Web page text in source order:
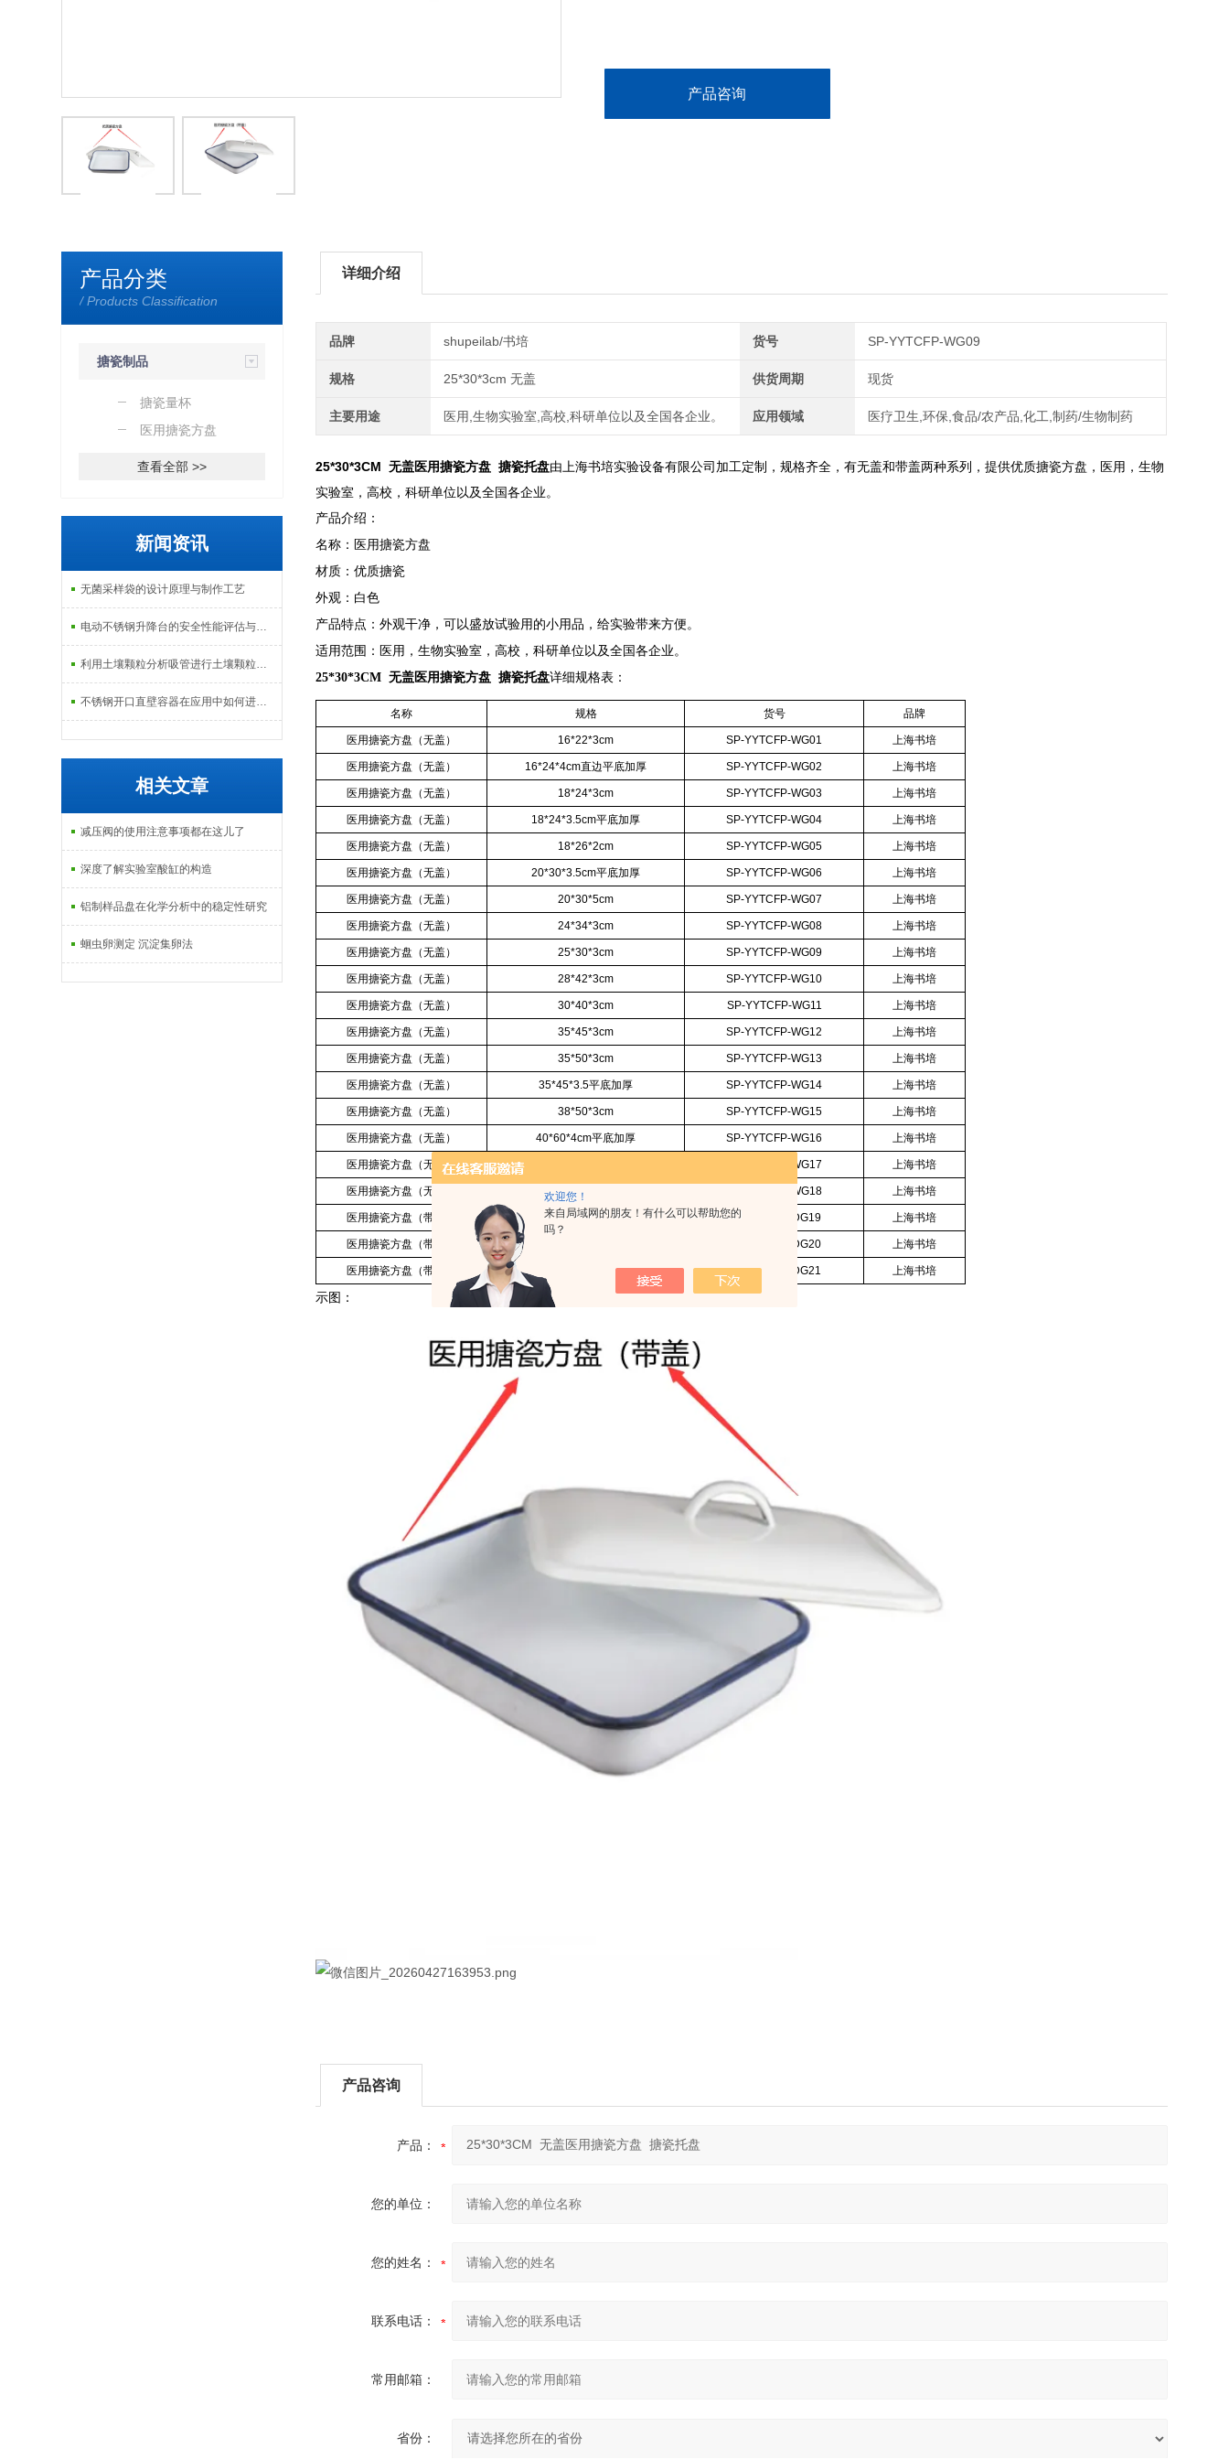
欢迎您！
来自局域网的朋友！有什么可以帮助您的
吗？
产品咨询
产品分类
/ Products Classification
搪瓷制品
搪瓷量杯
医用搪瓷方盘
查看全部 >>
新闻资讯
无菌采样袋的设计原理与制作工艺
电动不锈钢升降台的安全性能评估与控制
利用土壤颗粒分析吸管进行土壤颗粒定量分析的研究
不锈钢开口直壁容器在应用中如何进行维护和保养？
相关文章
减压阀的使用注意事项都在这儿了
深度了解实验室酸缸的构造
铝制样品盘在化学分析中的稳定性研究
蛔虫卵测定 沉淀集卵法
详细介绍
品牌 shupeilab/书培 货号 SP-YYTCFP-WG09
规格 25*30*3cm 无盖 供货周期 现货
主要用途 医用,生物实验室,高校,科研单位以及全国各企业。 应用领域 医疗卫生,环保,食品/农产品,化工,制药/生物制药
25*30*3CM 无盖医用搪瓷方盘 搪瓷托盘由上海书培实验设备有限公司加工定制，规格齐全，有无盖和带盖两种系列，提供优质搪瓷方盘，医用，生物
实验室，高校，科研单位以及全国各企业。
产品介绍：
名称：医用搪瓷方盘
材质：优质搪瓷
外观：白色
产品特点：外观干净，可以盛放试验用的小用品，给实验带来方便。
适用范围：医用，生物实验室，高校，科研单位以及全国各企业。
25*30*3CM 无盖医用搪瓷方盘 搪瓷托盘详细规格表：
名称 规格 货号 品牌
医用搪瓷方盘（无盖） 16*22*3cm SP-YYTCFP-WG01 上海书培
医用搪瓷方盘（无盖） 16*24*4cm直边平底加厚 SP-YYTCFP-WG02 上海书培
医用搪瓷方盘（无盖） 18*24*3cm SP-YYTCFP-WG03 上海书培
医用搪瓷方盘（无盖） 18*24*3.5cm平底加厚 SP-YYTCFP-WG04 上海书培
医用搪瓷方盘（无盖） 18*26*2cm SP-YYTCFP-WG05 上海书培
医用搪瓷方盘（无盖） 20*30*3.5cm平底加厚 SP-YYTCFP-WG06 上海书培
医用搪瓷方盘（无盖） 20*30*5cm SP-YYTCFP-WG07 上海书培
医用搪瓷方盘（无盖） 24*34*3cm SP-YYTCFP-WG08 上海书培
医用搪瓷方盘（无盖） 25*30*3cm SP-YYTCFP-WG09 上海书培
医用搪瓷方盘（无盖） 28*42*3cm SP-YYTCFP-WG10 上海书培
医用搪瓷方盘（无盖） 30*40*3cm SP-YYTCFP-WG11 上海书培
医用搪瓷方盘（无盖） 35*45*3cm SP-YYTCFP-WG12 上海书培
医用搪瓷方盘（无盖） 35*50*3cm SP-YYTCFP-WG13 上海书培
医用搪瓷方盘（无盖） 35*45*3.5平底加厚 SP-YYTCFP-WG14 上海书培
医用搪瓷方盘（无盖） 38*50*3cm SP-YYTCFP-WG15 上海书培
医用搪瓷方盘（无盖） 40*60*4cm平底加厚 SP-YYTCFP-WG16 上海书培
医用搪瓷方盘（无盖） SP-YYTCFP-WG17 上海书培
医用搪瓷方盘（无盖） 50*70*6.5cm平底加厚 SP-YYTCFP-WG18 上海书培
医用搪瓷方盘（带盖 16*24*4cm带盖 SP-YYTCFP-DG19 上海书培
医用搪瓷方盘（带盖 SP-YYTCFP-DG20 上海书培
医用搪瓷方盘（带盖 20*30*5cm带盖 SP-YYTCFP-DG21 上海书培
示图：
产品咨询
产品：
您的单位：
您的姓名：
联系电话：
常用邮箱：
省份：